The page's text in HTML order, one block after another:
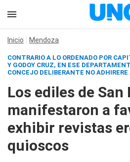
Inicio Mendoza
CONTRARIO A LO ORDENADO POR
Y GODOY CRUZ, EN ESE
CONCEJO DELIBERANTE NO
Los ediles de San
manifestaron a
exhibir revistas
quioscos